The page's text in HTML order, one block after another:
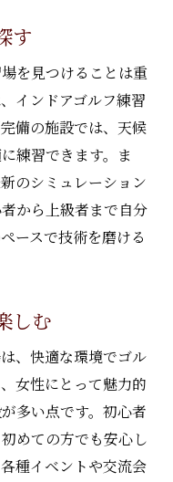
す
を見つけることは重
インドアゴルフ練習
備の施設では、天候
練習できます。ま
のシミュレーション
から上級者まで自分
ースで技術を磨ける
しむ
、快適な環境でゴル
女性にとって魅力的
多い点です。初心者
めての方でも安心し
種イベントや交流会